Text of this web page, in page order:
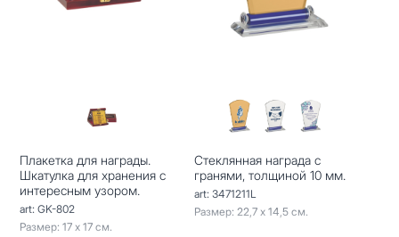
Плакетка для награды.
Шкатулка для хранения с
интересным узором.
art: GK-802
Размер: 17 х 17 см.
Стеклянная награда с
гранями, толщиной 10 мм.
art: 3471211L
Размер: 22,7 х 14,5 см.